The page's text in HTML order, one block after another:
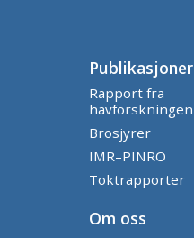
Publikasjoner
Rapport fra
havforskningen
Brosjyrer
IMR–PINRO
Toktrapporter
Om oss